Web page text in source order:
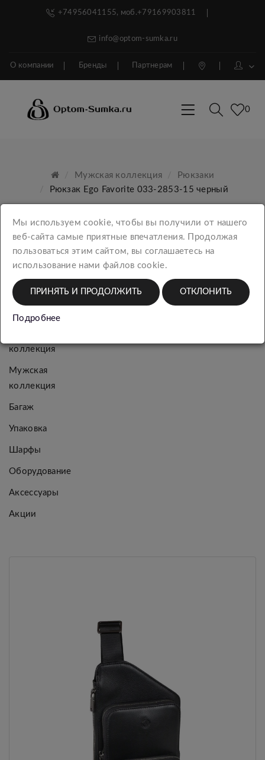
+74956041155, моб.+79169903811
info@optom-sumka.ru
О компании Бренды Партнерам
0
Мужская коллекция
Рюкзаки
Рюкзак Ego Favorite 033-2853-15 черный
Новинки
коллекция
Мужская
коллекция
Багаж
Упаковка
Шарфы
Оборудование
Аксессуары
Акции
Мы используем cookie, чтобы вы получили от нашего
веб-сайта самые приятные впечатления. Продолжая
пользоваться этим сайтом, вы соглашаетесь на
использование нами файлов cookie.
ПРИНЯТЬ И ПРОДОЛЖИТЬ ОТКЛОНИТЬ
Подробнее